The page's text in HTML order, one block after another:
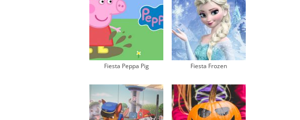
Fiesta Peppa Pig Fiesta Frozen